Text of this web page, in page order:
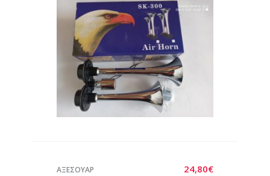
24,80€
ΑΞΕΣΟΥΑΡ